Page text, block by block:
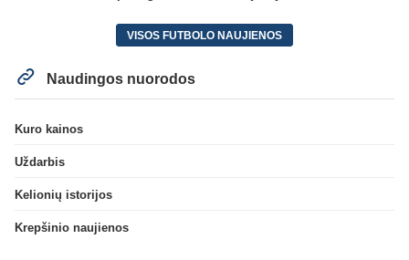
VISOS FUTBOLO NAUJIENOS
Naudingos nuorodos
Kuro kainos
Uždarbis
Kelionių istorijos
Krepšinio naujienos